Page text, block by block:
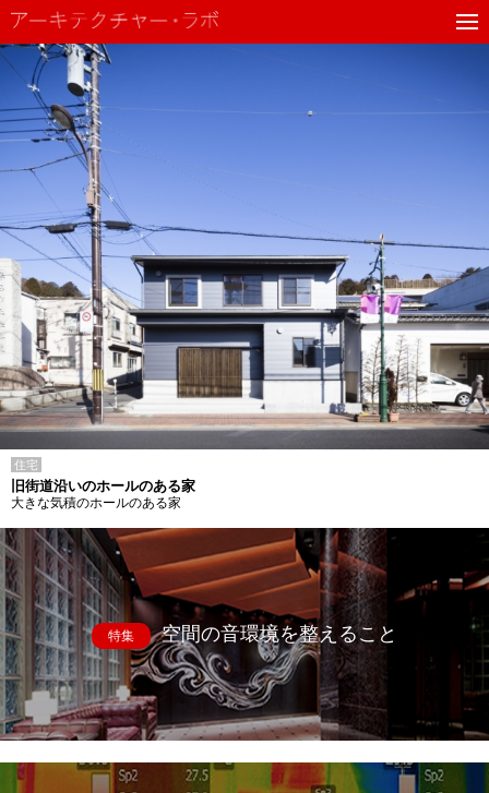
住宅
旧街道沿いのホールのある家
大きな気積のホールのある家
特集 空間の音環境を整えること